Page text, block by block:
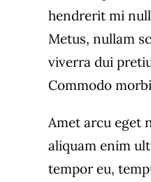
hendrerit mi
Metus, nullam
viverra dui
Commodo
Amet arcu eget
aliquam enim
tempor eu,